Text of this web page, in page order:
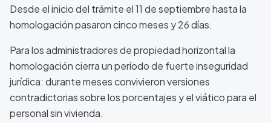
Desde el inicio del trámite el 11 de septiembre hasta la
homologación pasaron cinco meses y 26 días.
Para los administradores de propiedad horizontal la
homologación cierra un período de fuerte inseguridad
jurídica: durante meses convivieron versiones
contradictorias sobre los porcentajes y el viático para el
personal sin vivienda.